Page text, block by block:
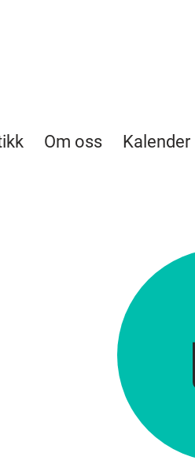
Om oss Kalender